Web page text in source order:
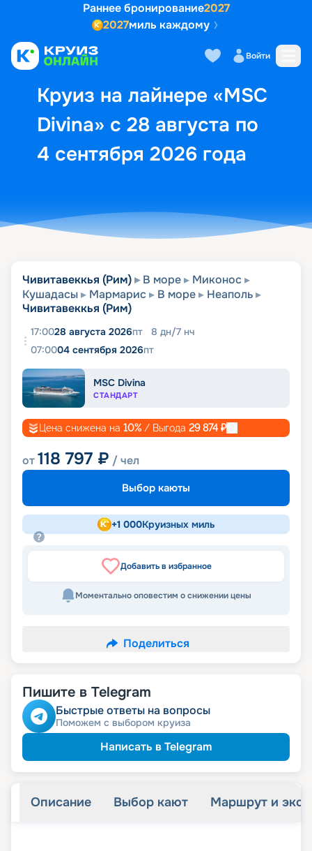
Раннее бронирование2027
2027миль каждому
Войти
Круиз на лайнере «MSC
Divina» с 28 августа по
4 сентября 2026 года
Выбор кают Маршрут и
Чивитавеккья (Рим) В море
Миконос
Кушадасы
Мармарис В море
Неаполь
Чивитавеккья (Рим)
17:0028 августа 2026пт 8 дн/7 нч
07:0004 сентября 2026пт
MSC Divina
СТАНДАРТ
Цена снижена на 10% / Выгода 29 874 ₽
от118 797 ₽ / чел
Выбор каюты
+1 000Круизных миль
Добавить в избранное
Моментально оповестим о снижении цены
Поделиться
Пишите в Telegram
Быстрые ответы на вопросы
Поможем с выбором круиза
Написать в Telegram
Описание Выбор кают Маршрут и